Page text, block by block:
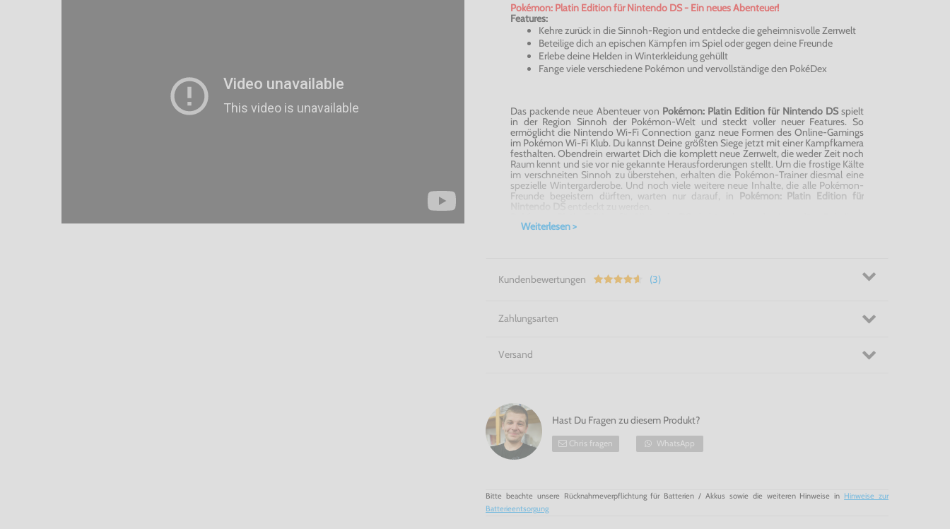
Pokémon: Platin Edition für Nintendo DS - Ein neues Abenteuer!
Features:
Kehre zurück in die Sinnoh-Region und entdecke die geheimnisvolle Zerrwelt
Beteilige dich an epischen Kämpfen im Spiel oder gegen deine Freunde
Erlebe deine Helden in Winterkleidung gehüllt
Fange viele verschiedene Pokémon und vervollständige den PokéDex
Das packende neue Abenteuer von Pokémon: Platin Edition für Nintendo DSspielt
in der Region Sinnoh der Pokémon-Welt und steckt voller neuer Features. So
ermöglicht die Nintendo Wi-Fi Connection ganz neue Formen des Online-Gamings
im Pokémon Wi-Fi Klub. Du kannst Deine größten Siege jetzt mit einer Kampfkamera
festhalten. Obendrein erwartet Dich die komplett neue Zerrwelt, die weder Zeit noch
Raum kennt und sie vor nie gekannte Herausforderungen stellt. Um die frostige Kälte
im verschneiten Sinnoh zu überstehen, erhalten die Pokémon-Trainer diesmal eine
spezielle Wintergarderobe. Und noch viele weitere neue Inhalte, die alle Pokémon-
Freunde begeistern dürften, warten nur darauf, in Pokémon: Platin Edition für
Pokémon Giratina, das hier in neuer Gestalt, als Urform, erscheint. Darüber hinaus
Weiterlesen >
Kundenbewertungen (3)
Zahlungsarten
Versand
Hast Du Fragen zu diesem Produkt?
Chris fragen WhatsApp
Bitte beachte unsere Rücknahmeverpflichtung für Batterien / Akkus sowie die weiteren Hinweise in Hinweise zur
Batterieentsorgung